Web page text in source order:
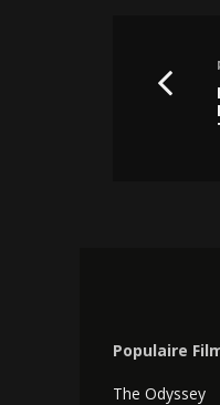
Populaire
The Odyssey